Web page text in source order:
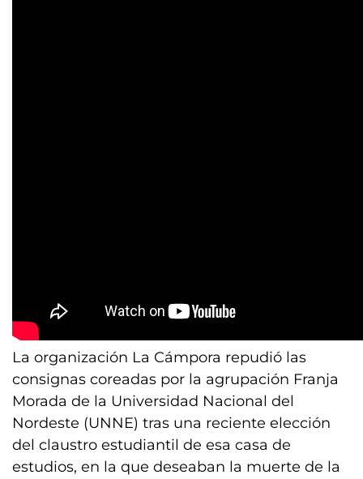
La organización La Cámpora repudió las
consignas coreadas por la agrupación Franja
Morada de la Universidad Nacional del
Nordeste (UNNE) tras una reciente elección
del claustro estudiantil de esa casa de
estudios, en la que deseaban la muerte de la